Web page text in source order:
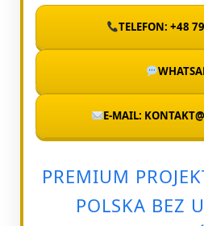
TELEFON: +48
E-MAIL:
PREMIUM
POLSKA BEZ